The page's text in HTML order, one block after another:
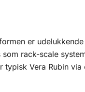
er
rack-scale
Vera Rubin